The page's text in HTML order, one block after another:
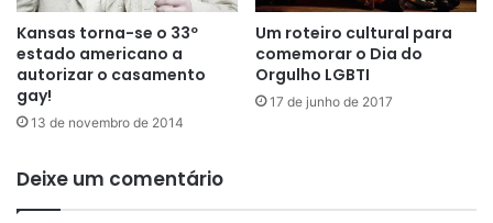
Kansas torna-se o 33º
estado americano a
autorizar o casamento
gay!
13 de novembro de 2014
Um roteiro cultural para
comemorar o Dia do
Orgulho LGBTI
17 de junho de 2017
Deixe um comentário